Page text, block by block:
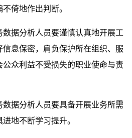
倚地作出判断。
据分析人员要谨慎认真地开展工
息保密，肩负保护所在组织、服
众利益不受损失的职业使命与责
据分析人员要具备开展业务所需
地不断学习提升。